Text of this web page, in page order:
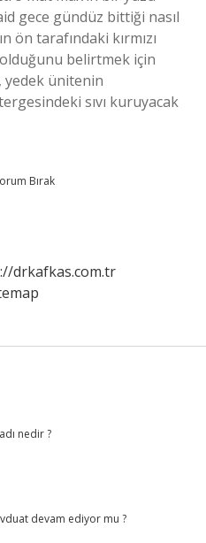
gece gündüz bittiği nasıl
ön tarafındaki kırmızı
olduğunu belirtmek için
yedek ünitenin
sıvı kuruyacak
Bırak
drkafkas.com.tr
nedir ?
devam ediyor mu ?